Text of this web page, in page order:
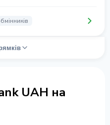
UAH на